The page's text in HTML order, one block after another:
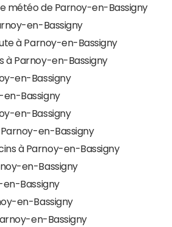
météo de Parnoy-en-Bassigny
en-Bassigny
à Parnoy-en-Bassigny
à Parnoy-en-Bassigny
en-Bassigny
en-Bassigny
en-Bassigny
Parnoy-en-Bassigny
à Parnoy-en-Bassigny
en-Bassigny
en-Bassigny
en-Bassigny
en-Bassigny